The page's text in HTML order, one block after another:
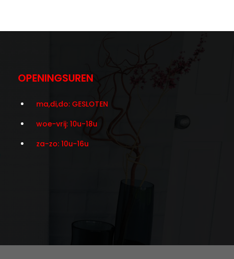
OPENINGSUREN
ma,di,do: GESLOTEN
woe-vrij: 10u-18u
za-zo: 10u-16u